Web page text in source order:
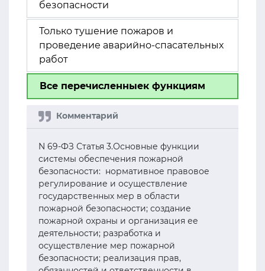
безопасности
Только тушение пожаров и
проведение аварийно-спасательных
работ
Все перечисленныек функциям
N 69-ФЗ Статья 3.Основные функции
системы обеспечения пожарной
безопасности: нормативное правовое
регулирование и осуществление
государственных мер в области
пожарной безопасности; создание
пожарной охраны и организация ее
деятельности; разработка и
осуществление мер пожарной
безопасности; реализация прав,